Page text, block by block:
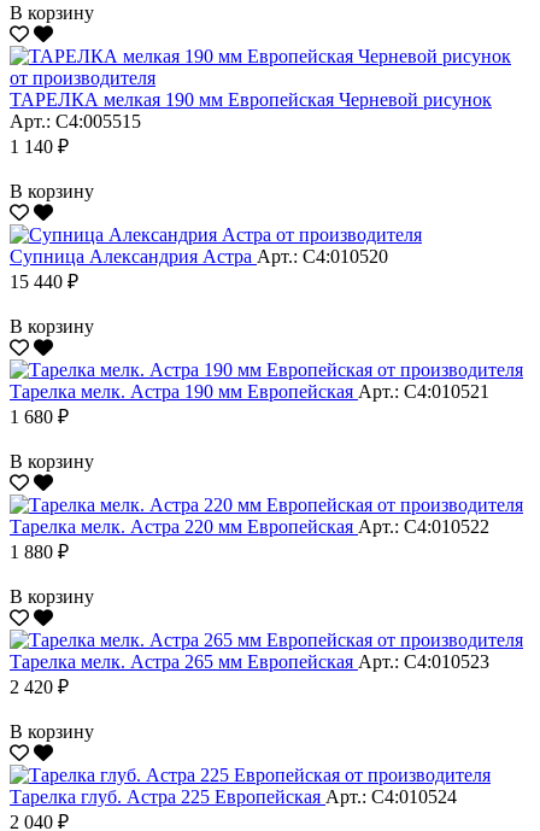
В корзину
ТАРЕЛКА мелкая 190 мм Европейская Черневой рисунок
Арт.: С4:005515
1 140 ₽
В корзину
Супница Александрия Астра Арт.: С4:010520
15 440 ₽
В корзину
Тарелка мелк. Астра 190 мм Европейская Арт.: С4:010521
1 680 ₽
В корзину
Тарелка мелк. Астра 220 мм Европейская Арт.: С4:010522
1 880 ₽
В корзину
Тарелка мелк. Астра 265 мм Европейская Арт.: С4:010523
2 420 ₽
В корзину
Тарелка глуб. Астра 225 Европейская Арт.: С4:010524
2 040 ₽